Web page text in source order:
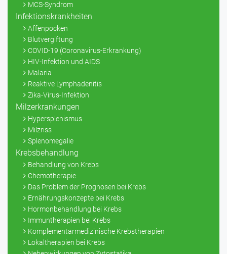
MCS-Syndrom
Infektionskrankheiten
Affenpocken
Blutvergiftung
COVID-19 (Coronavirus-Erkrankung)
HIV-Infektion und AIDS
Malaria
Reaktive Lymphadenitis
Zika-Virus-Infektion
Milzerkrankungen
Hypersplenismus
Milzriss
Splenomegalie
Krebsbehandlung
Behandlung von Krebs
Chemotherapie
Das Problem der Prognosen bei Krebs
Ernährungskonzepte bei Krebs
Hormonbehandlung bei Krebs
Immuntherapien bei Krebs
Komplementärmedizinische Krebstherapien
Lokaltherapien bei Krebs